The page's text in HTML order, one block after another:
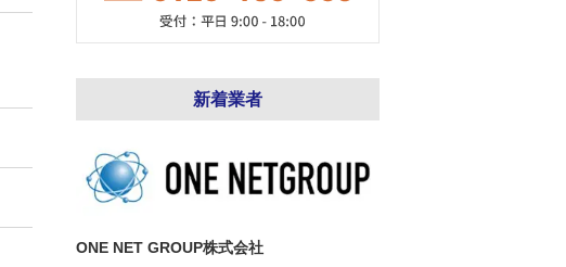
新着業者
ONE NET GROUP株式会社